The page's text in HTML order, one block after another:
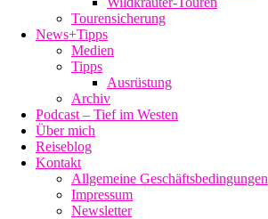
Tourensicherung
News+Tipps
Medien
Tipps
Ausrüstung
Archiv
Podcast – Tief im Westen
Über mich
Reiseblog
Kontakt
Allgemeine Geschäftsbedingungen
Impressum
Newsletter